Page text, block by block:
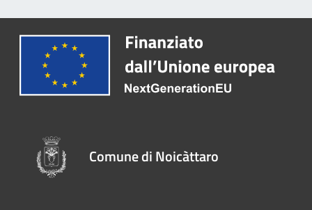
Comune di Noicàttaro